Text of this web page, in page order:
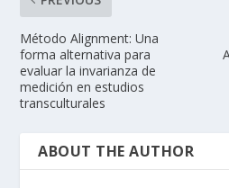
Método Alignment: Una
forma alternativa para
evaluar la invarianza de
medición en estudios
transculturales
ABOUT THE AUTHOR